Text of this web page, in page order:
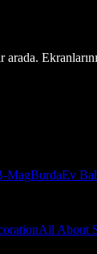
MagBurdaEv
All About